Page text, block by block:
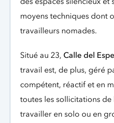
moyens techniques dont
travailleurs nomades.
Situé au 23, Calle del
travail est, de plus, géré
compétent, réactif et en
toutes les sollicitations
travailler en solo ou en